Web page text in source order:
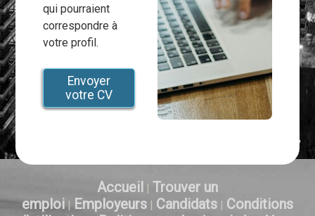
qui pourraient
correspondre à
votre profil.
Envoyer
votre CV
Accueil | Trouver un
emploi| Employeurs | Candidats | Conditions